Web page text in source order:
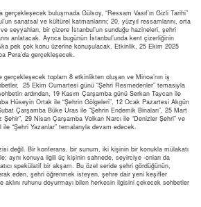
gerçekleşecek buluşmada Gülsoy, “Ressam Vasıf’ın Gizli Tarihi”
sanatsal ve kültürel katmanlarını; 20. yüzyıl ressamlarını, orta
seyyahları, bir çizere İstanbul’un sunduğu hazineleri, şehri
anlatacak. Ayrıca bugünün İstanbul’unda kent çizerliğinin
pek çok konu üzerine konuşulacak. Etkinlik, 25 Ekim 2025
Pera’da gerçekleşecek.
gerçekleşecek toplam 8 etkinlikten oluşan ve Minoa’nın iş
25 Ekim Cumartesi günü “Şehri Resmedenler” temasıyla
ardından, 19 Kasım Çarşamba günü Serkan Taycan ile
Hüseyin Ortak ile “Şehrin Gölgeleri”, 12 Ocak Pazartesi Akgün
Çarşamba Büke Uras ile “Şehrin Endemik Binaları”, 25 Mart
29 Nisan Çarşamba Volkan Narcı ile “Denizler Şehri” ve
“Şehri Yazanlar” temalarıyla devam edecek.
değil. Bir konferans, bir sunum, iki kişinin bir konukla mülakatı
aynı konuya ilgili üç kişinin sahnede, seyirciye -onları da
spekülatif bir akşam. Bu özel seride şehri gördüğünün,
eden, şehri öğrenmek isteyen, şehre dair yeni keşifler
ruhunu doyurmayı bilen herkesin ilgisini çekecek sohbetler